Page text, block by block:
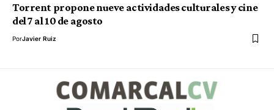
Torrent propone nueve actividades culturales y cine
del 7 al 10 de agosto
PorJavier Ruiz